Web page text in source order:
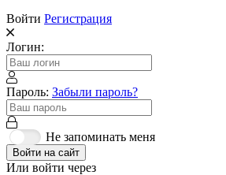
Войти Регистрация
Логин:
Пароль: Забыли пароль?
Не запоминать меня
Войти на сайт
Или войти через